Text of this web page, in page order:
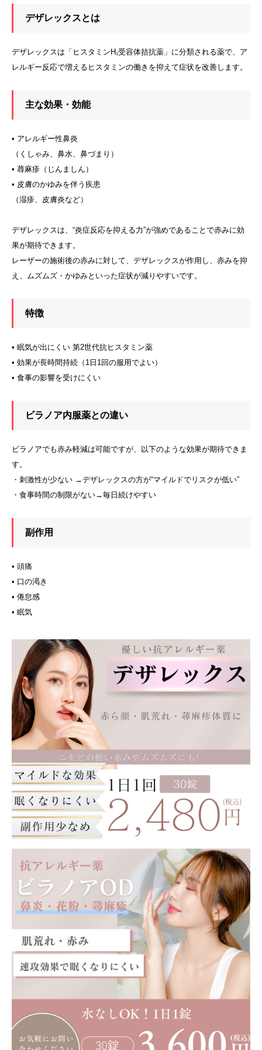
デザレックスとは
デザレックスは「ヒスタミンH₁受容体拮抗薬」に分類される薬で、ア
レルギー反応で増えるヒスタミンの働きを抑えて症状を改善します。
主な効果・効能
• アレルギー性鼻炎
（くしゃみ、鼻水、鼻づまり）
• 蕁麻疹（じんましん）
• 皮膚のかゆみを伴う疾患
（湿疹、皮膚炎など）
デザレックスは、“炎症反応を抑える力”が強めであることで赤みに効
果が期待できます。
レーザーの施術後の赤みに対して、デザレックスが作用し、赤みを抑
え、ムズムズ・かゆみといった症状が減りやすいです。
特徴
• 眠気が出にくい 第2世代抗ヒスタミン薬
• 効果が長時間持続（1日1回の服用でよい）
• 食事の影響を受けにくい
ビラノア内服薬との違い
ビラノアでも赤み軽減は可能ですが、以下のような効果が期待できま
す。
・刺激性が少ない →デザレックスの方が“マイルドでリスクが低い”
・食事時間の制限がない→毎日続けやすい
副作用
• 頭痛
• 口の渇き
• 倦怠感
• 眠気